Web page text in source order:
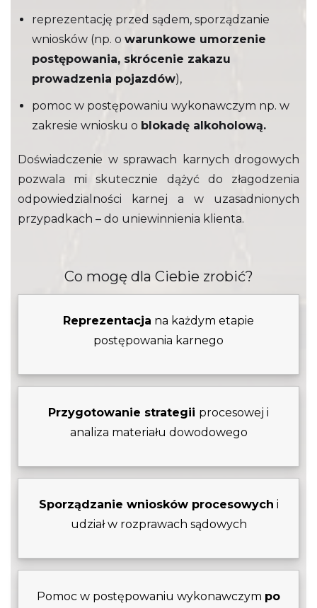
reprezentację przed sądem, sporządzanie
wniosków (np. o warunkowe umorzenie
postępowania, skrócenie zakazu
prowadzenia pojazdów), ‍
pomoc w postępowaniu wykonawczym np. w
zakresie wniosku o blokadę alkoholową.
Doświadczenie w sprawach karnych drogowych
pozwala mi skutecznie dążyć do złagodzenia
odpowiedzialności karnej a w uzasadnionych
przypadkach – do uniewinnienia klienta.
Co mogę dla Ciebie zrobić?
Reprezentacja na każdym etapie
postępowania karnego
Przygotowanie strategii procesowej i
analiza materiału dowodowego
Sporządzanie wniosków procesowych i
udział w rozprawach sądowych
Pomoc w postępowaniu wykonawczym po